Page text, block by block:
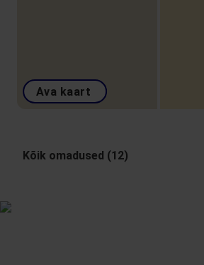
Ava kaart
Kõik omadused (12)